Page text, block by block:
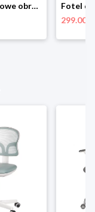
Krzesło biurowe obrotowe szare złota noga dla dzieci
299.00 zł